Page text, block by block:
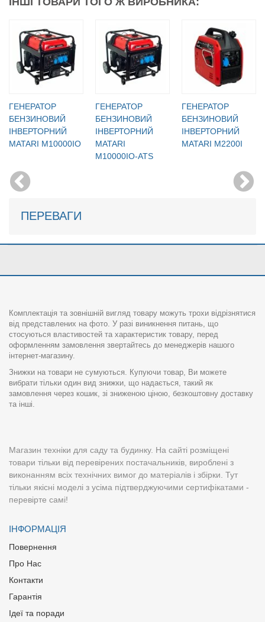
ГЕНЕРАТОР
БЕНЗИНОВИЙ
IНВЕРТОРНИЙ
MATARI M10000IO
ГЕНЕРАТОР
БЕНЗИНОВИЙ
IНВЕРТОРНИЙ
MATARI
M10000IO-ATS
ГЕНЕРАТОР
БЕНЗИНОВИЙ
IНВЕРТОРНИЙ
MATARI M2200I
ПЕРЕВАГИ
Комплектація та зовнішній вигляд товару можуть трохи відрізнятися
від представлених на фото. У разі виникнення питань, що
стосуються властивостей та характеристик товару, перед
оформленням замовлення звертайтесь до менеджерів нашого
інтернет-магазину.
Знижки на товари не сумуються. Купуючи товар, Ви можете
вибрати тільки один вид знижки, що надається, такий як
замовлення через кошик, зі зниженою ціною, безкоштовну доставку
та інші.
Магазин техніки для саду та будинку. На сайті розміщені
товари тільки від перевірених постачальників, вироблені з
виконанням всіх технічних вимог до матеріалів і збірки. Тут
тільки якісні моделі з усіма підтверджуючими сертифікатами -
перевірте самі!
ІНФОРМАЦІЯ
Повернення
Про Нас
Контакти
Гарантія
Ідеї та поради